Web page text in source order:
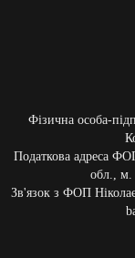
Фізична особа-
Податкова адреса
обл., м.
Зв'язок з ФОП